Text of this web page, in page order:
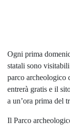
Ogni prima
statali sono
parco archeologico
entrerà gratis e il
a un’ora prima del
Il Parco